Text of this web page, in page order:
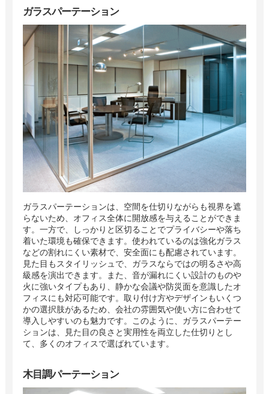
ガラスパーテーション
ガラスパーテーションは、空間を仕切りながらも視界を遮
らないため、オフィス全体に開放感を与えることができま
す。一方で、しっかりと区切ることでプライバシーや落ち
着いた環境も確保できます。使われているのは強化ガラス
などの割れにくい素材で、安全面にも配慮されています。
見た目もスタイリッシュで、ガラスならではの明るさや高
級感を演出できます。また、音が漏れにくい設計のものや
火に強いタイプもあり、静かな会議や防災面を意識したオ
フィスにも対応可能です。取り付け方やデザインもいくつ
かの選択肢があるため、会社の雰囲気や使い方に合わせて
導入しやすいのも魅力です。このように、ガラスパーテー
ションは、見た目の良さと実用性を両立した仕切りとし
て、多くのオフィスで選ばれています。
木目調パーテーション